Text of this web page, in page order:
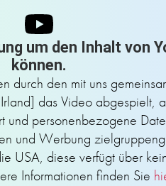
um den Inhalt von
können.
durch den mit uns
das Video abgespielt,
personenbezogene
und Werbung
USA, diese verfügt über
Informationen finden Sie